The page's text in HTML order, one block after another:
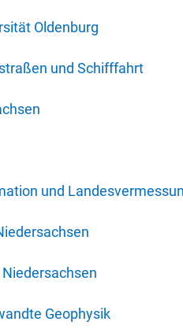
Oldenburg
und Schifffahrt
und
Geophysik